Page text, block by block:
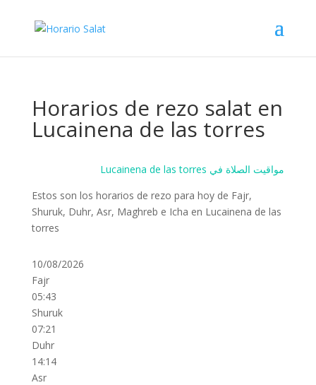
Horarios de rezo salat en
Lucainena de las torres
Lucainena de las torres مواقيت الصلاة في
Estos son los horarios de rezo para hoy de Fajr,
Shuruk, Duhr, Asr, Maghreb e Icha en Lucainena de las
torres
10/08/2026
Fajr
05:43
Shuruk
07:21
Duhr
14:14
Asr